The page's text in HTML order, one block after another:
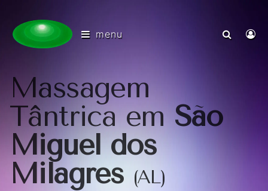
menu
Massagem
Tântrica emSão
Miguel dos
Milagres (AL)